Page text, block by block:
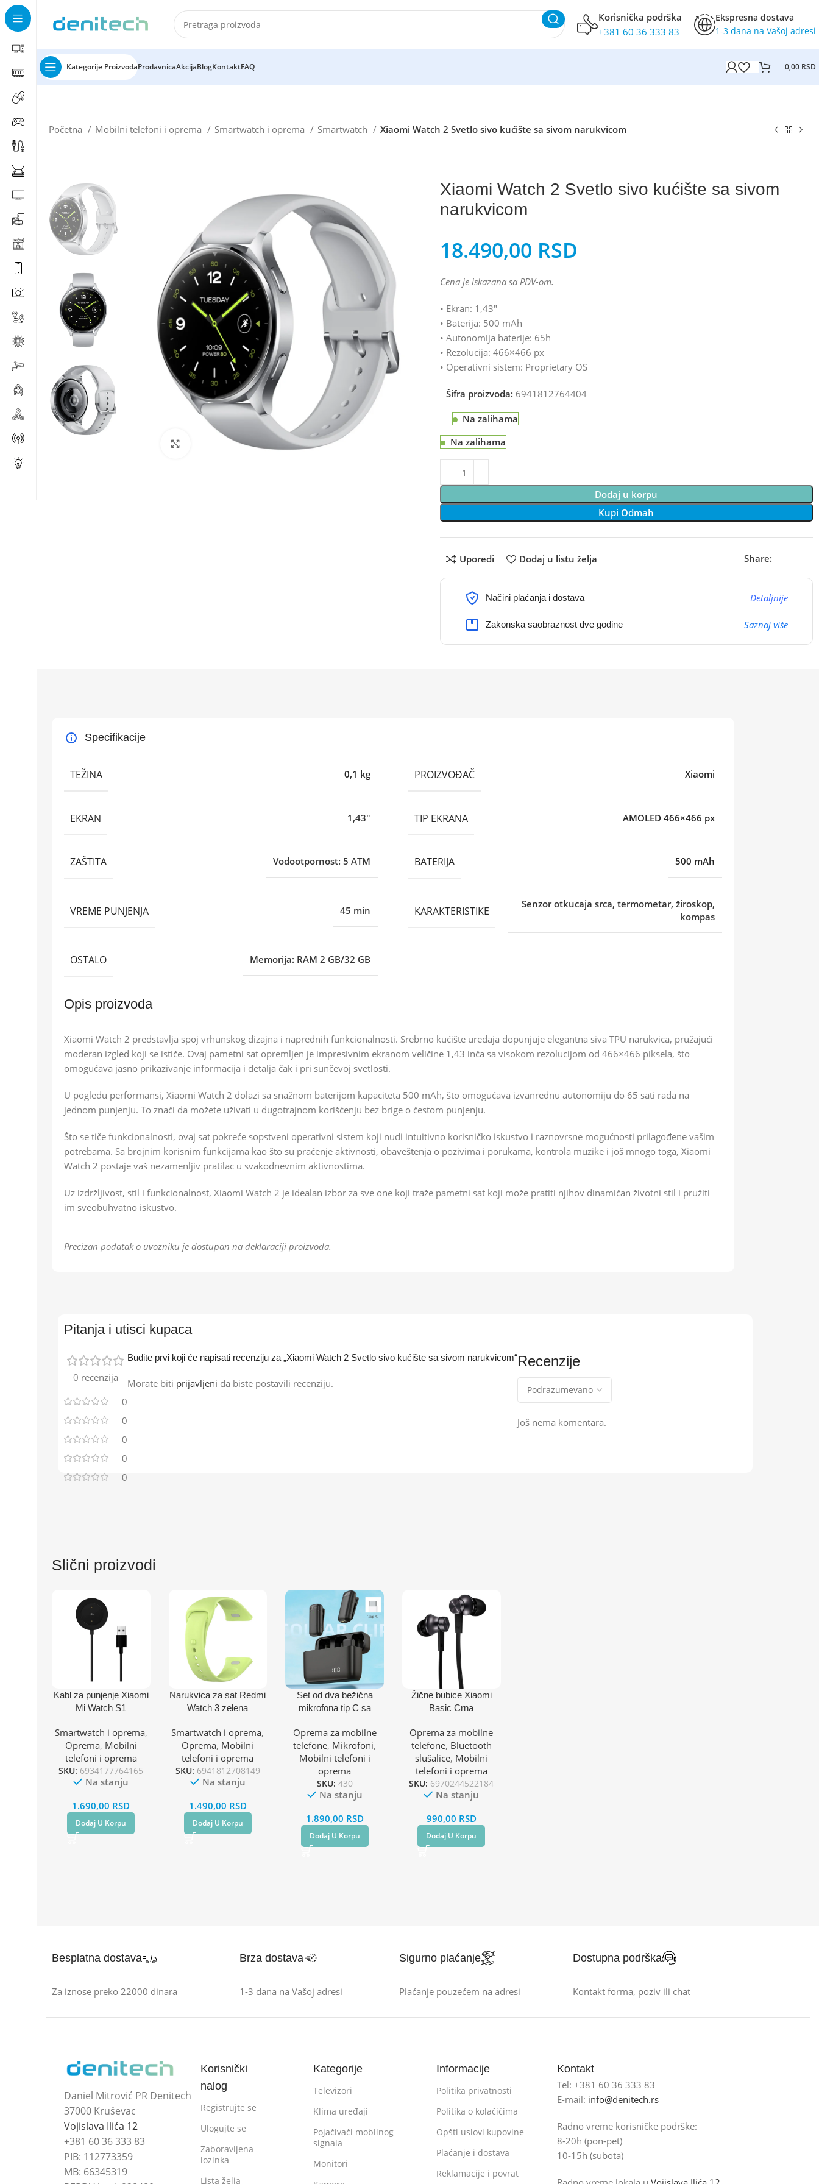
Korisnička podrška
+381 60 36 333 83
Ekspresna dostava
1-3 dana na Vašoj adresi
Kategorije ProizvodaProdavnicaAkcijaBlogKontaktFAQ 0,00 RSD
Početna Mobilni telefoni i oprema Smartwatch i oprema Smartwatch Xiaomi Watch 2 Svetlo sivo kućište sa sivom narukvicom
Click to enlarge
Xiaomi Watch 2 Svetlo sivo kućište sa sivom
narukvicom
18.490,00 RSD
Cena je iskazana sa PDV-om.
• Ekran: 1,43″
• Baterija: 500 mAh
• Autonomija baterije: 65h
• Rezolucija: 466×466 px
• Operativni sistem: Proprietary OS
Šifra proizvoda: 6941812764404
Na zalihama
Na zalihama
Dodaj u korpu
Kupi Odmah
Uporedi Dodaj u listu želja Share:
Načini plaćanja i dostava Detaljnije
Zakonska saobraznost dve godine Saznaj više
Specifikacije
TEŽINA 0,1 kg PROIZVOĐAČ Xiaomi
EKRAN 1,43" TIP EKRANA AMOLED 466×466 px
ZAŠTITA Vodootpornost: 5 ATM BATERIJA 500 mAh
VREME PUNJENJA 45 min KARAKTERISTIKE
Senzor otkucaja srca, termometar, žiroskop,
kompas
OSTALO Memorija: RAM 2 GB/32 GB
Opis proizvoda
Xiaomi Watch 2 predstavlja spoj vrhunskog dizajna i naprednih funkcionalnosti. Srebrno kućište uređaja dopunjuje elegantna siva TPU narukvica, pružajući
moderan izgled koji se ističe. Ovaj pametni sat opremljen je impresivnim ekranom veličine 1,43 inča sa visokom rezolucijom od 466×466 piksela, što
omogućava jasno prikazivanje informacija i detalja čak i pri sunčevoj svetlosti.
U pogledu performansi, Xiaomi Watch 2 dolazi sa snažnom baterijom kapaciteta 500 mAh, što omogućava izvanrednu autonomiju do 65 sati rada na
jednom punjenju. To znači da možete uživati u dugotrajnom korišćenju bez brige o čestom punjenju.
Što se tiče funkcionalnosti, ovaj sat pokreće sopstveni operativni sistem koji nudi intuitivno korisničko iskustvo i raznovrsne mogućnosti prilagođene vašim
potrebama. Sa brojnim korisnim funkcijama kao što su praćenje aktivnosti, obaveštenja o pozivima i porukama, kontrola muzike i još mnogo toga, Xiaomi
Watch 2 postaje vaš nezamenljiv pratilac u svakodnevnim aktivnostima.
Uz izdržljivost, stil i funkcionalnost, Xiaomi Watch 2 je idealan izbor za sve one koji traže pametni sat koji može pratiti njihov dinamičan životni stil i pružiti
im sveobuhvatno iskustvo.
Precizan podatak o uvozniku je dostupan na deklaraciji proizvoda.
Pitanja i utisci kupaca
0 recenzija
0
0
0
0
0
Recenzije
Još nema komentara.
Budite prvi koji će napisati recenziju za „Xiaomi Watch 2 Svetlo sivo kućište sa sivom narukvicom“
Morate biti prijavljeni da biste postavili recenziju.
Slični proizvodi
Kabl za punjenje Xiaomi
Mi Watch S1
Smartwatch i oprema,
Oprema, Mobilni
telefoni i oprema
SKU: 6934177764165
Na stanju
1.690,00 RSD
Dodaj U Korpu
Narukvica za sat Redmi
Watch 3 zelena
Smartwatch i oprema,
Oprema, Mobilni
telefoni i oprema
SKU: 6941812708149
Na stanju
1.490,00 RSD
Dodaj U Korpu
Set od dva bežična
mikrofona tip C sa
Oprema za mobilne
telefone, Mikrofoni,
Mobilni telefoni i
oprema
SKU: 430
Na stanju
1.890,00 RSD
Dodaj U Korpu
Žične bubice Xiaomi
Basic Crna
Oprema za mobilne
telefone, Bluetooth
slušalice, Mobilni
telefoni i oprema
SKU: 6970244522184
Na stanju
990,00 RSD
Dodaj U Korpu
Besplatna dostava
Za iznose preko 22000 dinara
Brza dostava
1-3 dana na Vašoj adresi
Sigurno plaćanje
Plaćanje pouzećem na adresi
Dostupna podrška
Kontakt forma, poziv ili chat
Daniel Mitrović PR Denitech
37000 Kruševac
Vojislava Ilića 12
+381 60 36 333 83
PIB: 112773359
MB: 66345319
Korisnički
nalog
Registrujte se
Ulogujte se
Zaboravljena
lozinka
Lista želja
Kategorije
Televizori
Klima uređaji
Pojačivači mobilnog
signala
Monitori
Informacije
Politika privatnosti
Politika o kolačićima
Opšti uslovi kupovine
Plaćanje i dostava
Reklamacije i povrat
Kontakt
Tel: +381 60 36 333 83
E-mail: info@denitech.rs
Radno vreme korisničke podrške:
8-20h (pon-pet)
10-15h (subota)